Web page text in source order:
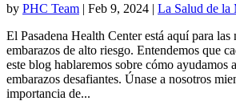
by PHC Team | Feb 9, 2024 | La Salud de la
El Pasadena Health Center está aquí para las
embarazos de alto riesgo. Entendemos que
este blog hablaremos sobre cómo ayudamos
embarazos desafiantes. Únase a nosotros
importancia de...